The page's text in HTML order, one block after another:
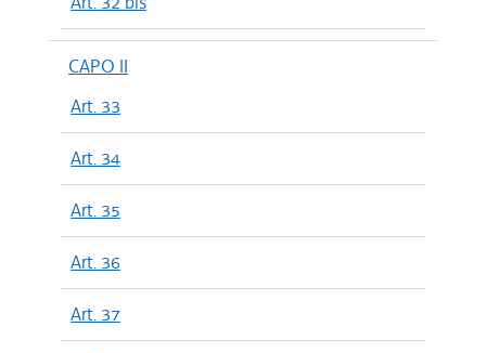
CAPO II
Art. 33
Art. 34
Art. 35
Art. 36
Art. 37